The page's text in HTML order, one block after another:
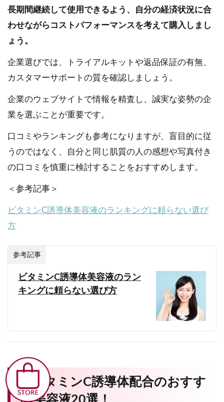
長期間継続して使用できるよう、自分の経済状況に合
わせながらコストパフォーマンスを考えて購入しまし
ょう。
企業選びでは、トライアルキットや返品保証の有無、
カスタマーサポートの質を確認しましょう。
企業のウェブサイトで情報を精査し、誠実な姿勢の企
業を選ぶことが重要です。
口コミやランキングも参考になりますが、盲目的に従
うのではなく、自分と同じ肌質の人の感想や写真付き
の口コミを慎重に検討することをおすすめします。
＜参考記事＞
ビタミンC誘導体美容液のランキングに頼らない選び
方
参考記事
ビタミンC誘導体美容液のラン
キングに頼らない選び方
3.ビタミンC誘導体配合のおすす